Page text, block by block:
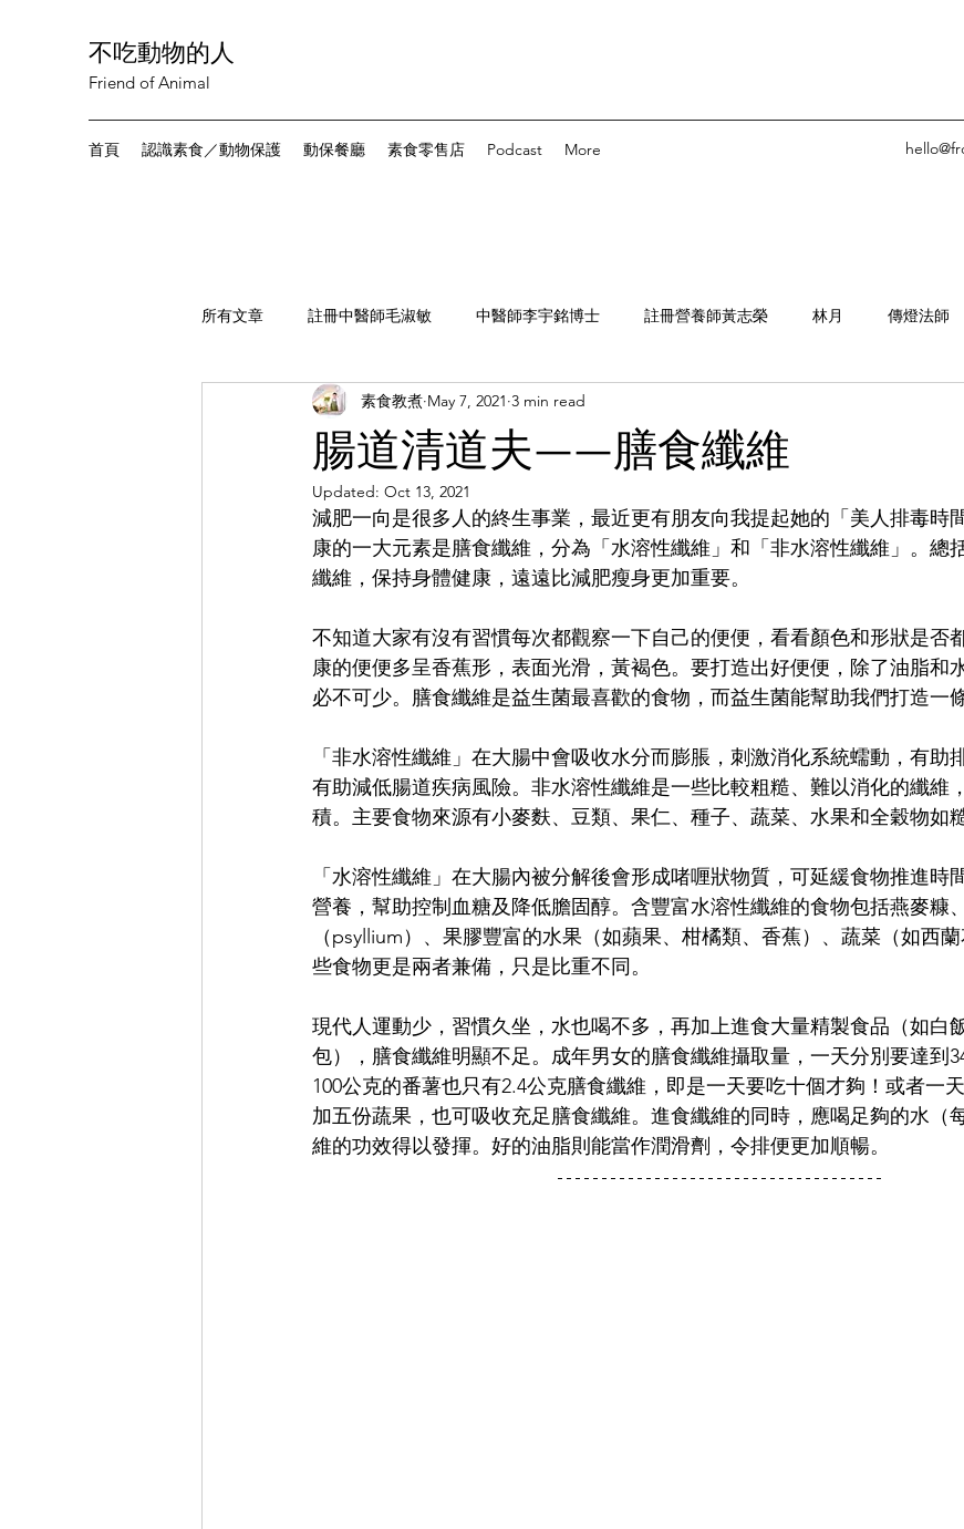
不吃動物的人
Friend of Animal
首頁 認識素食／動物保護 動保餐廳 素食零售店 Podcast More
所有文章 註冊中醫師毛淑敏 中醫師李宇銘博士 註冊營養師黃志榮 林月 傳燈法師
素食新聞 尋找他鄉的素食
腸道清道夫——膳食纖維
素食教煮 May 7, 2021 3 min read
Updated: Oct 13, 2021
減肥一向是很多人的終生事業，最近更有朋友向我提起她的「美人排毒時
康的一大元素是膳食纖維，分為「水溶性纖維」和「非水溶性纖維」。總
纖維，保持身體健康，遠遠比減肥瘦身更加重要。
不知道大家有沒有習慣每次都觀察一下自己的便便，看看顏色和形狀是否
康的便便多呈香蕉形，表面光滑，黃褐色。要打造出好便便，除了油脂和
必不可少。膳食纖維是益生菌最喜歡的食物，而益生菌能幫助我們打造一
「非水溶性纖維」在大腸中會吸收水分而膨脹，刺激消化系統蠕動，有助
有助減低腸道疾病風險。非水溶性纖維是一些比較粗糙、難以消化的纖維
積。主要食物來源有小麥麩、豆類、果仁、種子、蔬菜、水果和全穀物如糙
「水溶性纖維」在大腸內被分解後會形成啫喱狀物質，可延緩食物推進時
營養，幫助控制血糖及降低膽固醇。含豐富水溶性纖維的食物包括燕麥糠
（psyllium）、果膠豐富的水果（如蘋果、柑橘類、香蕉）、蔬菜（如西
些食物更是兩者兼備，只是比重不同。
現代人運動少，習慣久坐，水也喝不多，再加上進食大量精製食品（如白
包），膳食纖維明顯不足。成年男女的膳食纖維攝取量，一天分別要達到
100公克的番薯也只有2.4公克膳食纖維，即是一天要吃十個才夠！或者一
加五份蔬果，也可吸收充足膳食纖維。進食纖維的同時，應喝足夠的水（
維的功效得以發揮。好的油脂則能當作潤滑劑，令排便更加順暢。